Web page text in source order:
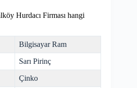
Hurdacı Firması hangi
Bilgisayar Ram
Sarı Pirinç
Çinko